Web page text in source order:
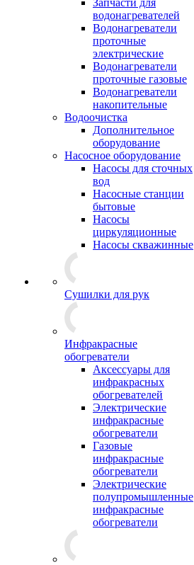
Запчасти для
водонагревателей
Водонагреватели
проточные
электрические
Водонагреватели
проточные газовые
Водонагреватели
накопительные
Водоочистка
Дополнительное
оборудование
Насосное оборудование
Насосы для сточных
вод
Насосные станции
бытовые
Насосы
циркуляционные
Насосы скважинные
Сушилки для рук
Инфракрасные
обогреватели
Аксессуары для
инфракрасных
обогревателей
Электрические
инфракрасные
обогреватели
Газовые
инфракрасные
обогреватели
Электрические
полупромышленные
инфракрасные
обогреватели